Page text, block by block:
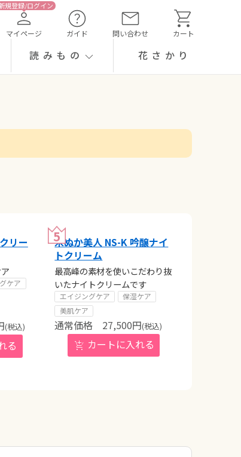
マイページ ガイド 問い合わせ カート
読みもの 花さかり
リー
ケア
(税込)
米ぬか美人 NS-K 吟醸ナイ
トクリーム
最高峰の素材を使いこだわり抜
いたナイトクリームです
エイジングケア
保湿ケア
美肌ケア
27,500円(税込)